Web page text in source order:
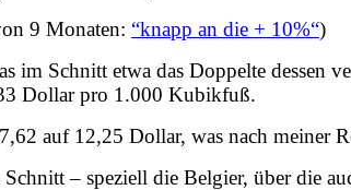
9 Monaten: “knapp an die + 10%“)
Schnitt etwa das Doppelte dessen
Dollar pro 1.000 Kubikfuß.
auf 12,25 Dollar, was nach meiner
– speziell die Belgier, über die